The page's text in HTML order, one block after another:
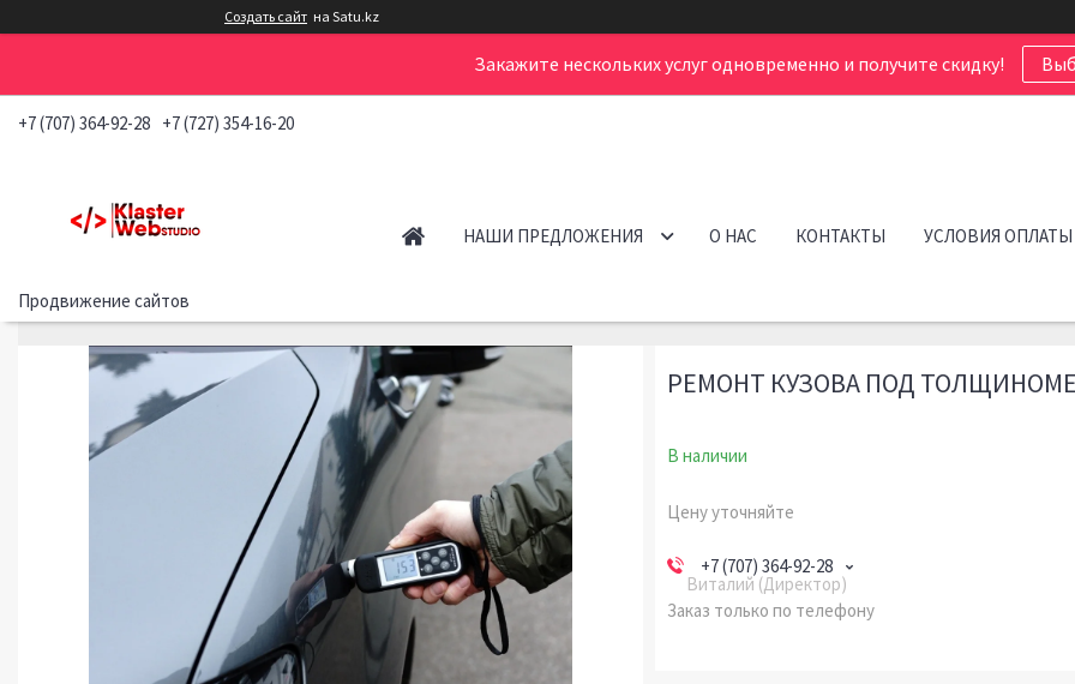
Создать сайт на Satu.kz
Закажите нескольких услуг одновременно и получите скидку!
+7 (707) 364-92-28 +7 (727) 354-16-20
Продвижение сайтов
НАШИ ПРЕДЛОЖЕНИЯ О НАС КОНТАКТЫ УСЛОВИЯ ОПЛАТЫ
РЕМОНТ КУЗОВА ПОД
В наличии
Цену уточняйте
+7 (707) 364-92-28
Виталий (Директор)
Заказ только по телефону